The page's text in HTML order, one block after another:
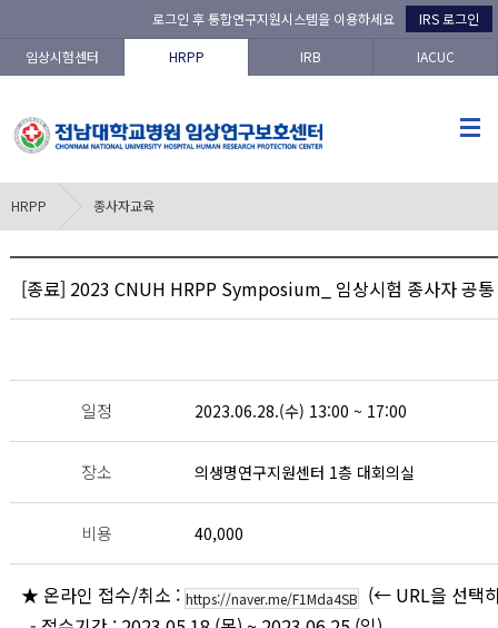
임상시험센터 HRPP IRB IACUC
로그인 후 통합연구지원시스템을 이용하세요 IRS 로그인
HRPP 종사자교육
[종료] 2023 CNUH HRPP Symposium_ 임상시험 종사자 공
일정 2023.06.28.(수) 13:00 ~ 17:00
장소 의생명연구지원센터 1층 대회의실
비용 40,000
★ 온라인 접수/취소 : https://naver.me/F1Mda4SB
(← URL을 선택